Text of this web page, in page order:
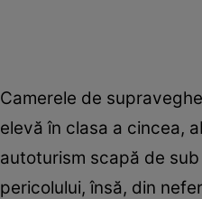
Camerele de
elevă în clasa a cincea,
autoturism scapă de
pericolului, însă, din